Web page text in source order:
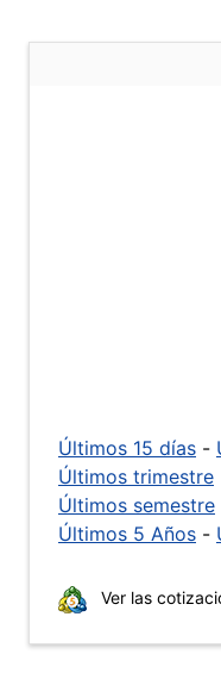
Últimos 15 días -
Últimos trimestre
Últimos semestre
Últimos 5 Años -
Ver las